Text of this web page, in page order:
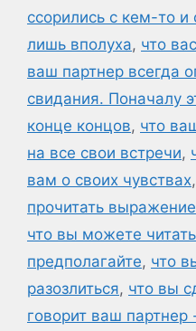
ссорились с кем-то
лишь вполуха, что
ваш партнер всегда
свидания. Поначалу
конце концов, что
на все свои встречи,
вам о своих чувствах,
прочитать
что вы можете
предполагайте, что
разозлиться, что вы
говорит ваш партнер